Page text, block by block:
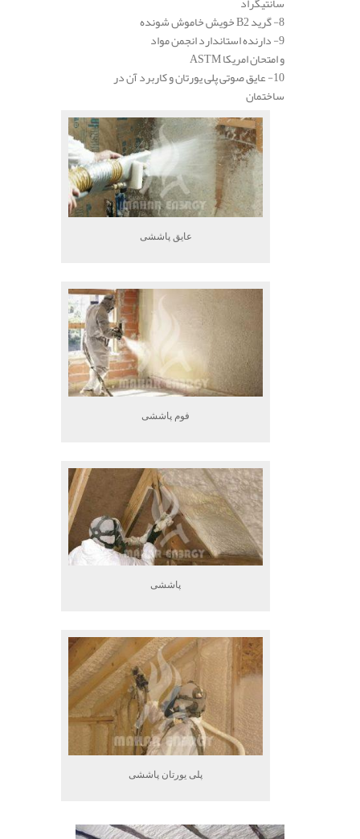
8- گرید B2 خویش خاموش شونده
9- دارنده استاندارد انجمن مواد
و امتحان امریکا ASTM
10- عایق صوتی پلی یورتان و کاربرد آن در
ساختمان
عایق پاششی
فوم پاششی
پاششی
پلی یورتان پاششی